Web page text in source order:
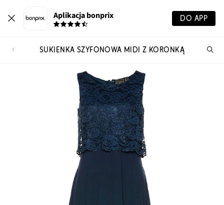
Aplikacja bonprix DO APP
SUKIENKA SZYFONOWA MIDI Z KORONKĄ